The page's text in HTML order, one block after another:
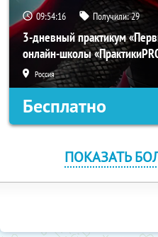
09:54:16 Получили:29
3-дневный практикум
онлайн-школы
Россия
Бесплатно
ПОКАЗАТЬ